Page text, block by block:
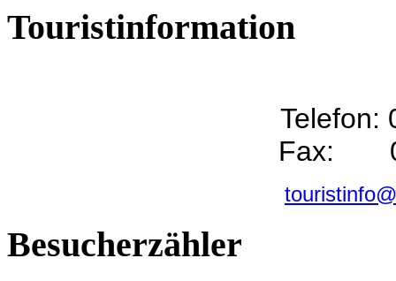
Touristinformation
Telefon:
Fax:
Besucherzähler